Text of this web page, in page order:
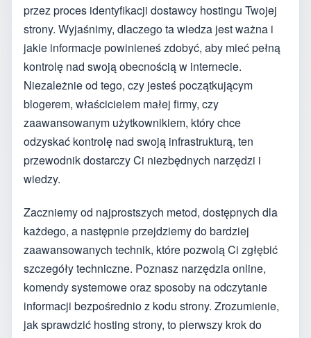
przez proces identyfikacji dostawcy hostingu Twojej
strony. Wyjaśnimy, dlaczego ta wiedza jest ważna i
jakie informacje powinieneś zdobyć, aby mieć pełną
kontrolę nad swoją obecnością w internecie.
Niezależnie od tego, czy jesteś początkującym
blogerem, właścicielem małej firmy, czy
zaawansowanym użytkownikiem, który chce
odzyskać kontrolę nad swoją infrastrukturą, ten
przewodnik dostarczy Ci niezbędnych narzędzi i
wiedzy.
Zaczniemy od najprostszych metod, dostępnych dla
każdego, a następnie przejdziemy do bardziej
zaawansowanych technik, które pozwolą Ci zgłębić
szczegóły techniczne. Poznasz narzędzia online,
komendy systemowe oraz sposoby na odczytanie
informacji bezpośrednio z kodu strony. Zrozumienie,
jak sprawdzić hosting strony, to pierwszy krok do